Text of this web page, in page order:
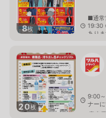
8枚
■通常
19:30
あり
20枚
9:00
ナーに
青森